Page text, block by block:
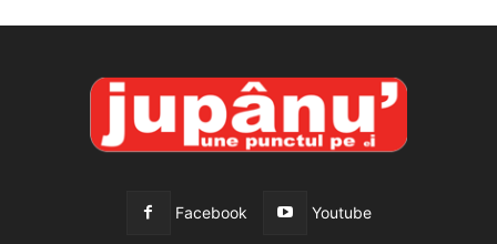
Facebook Youtube